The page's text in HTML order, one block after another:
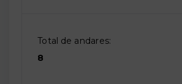
Total de andares:
8